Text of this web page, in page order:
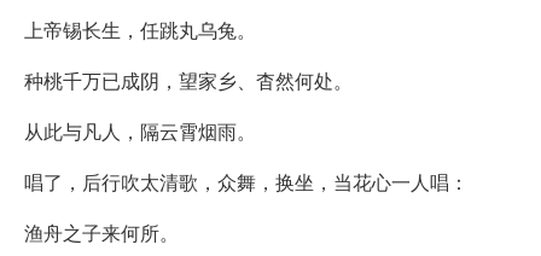
上帝锡长生，任跳丸乌兔。
种桃千万已成阴，望家乡、杳然何处。
从此与凡人，隔云霄烟雨。
唱了，后行吹太清歌，众舞，换坐，当花心一人唱：
渔舟之子来何所。